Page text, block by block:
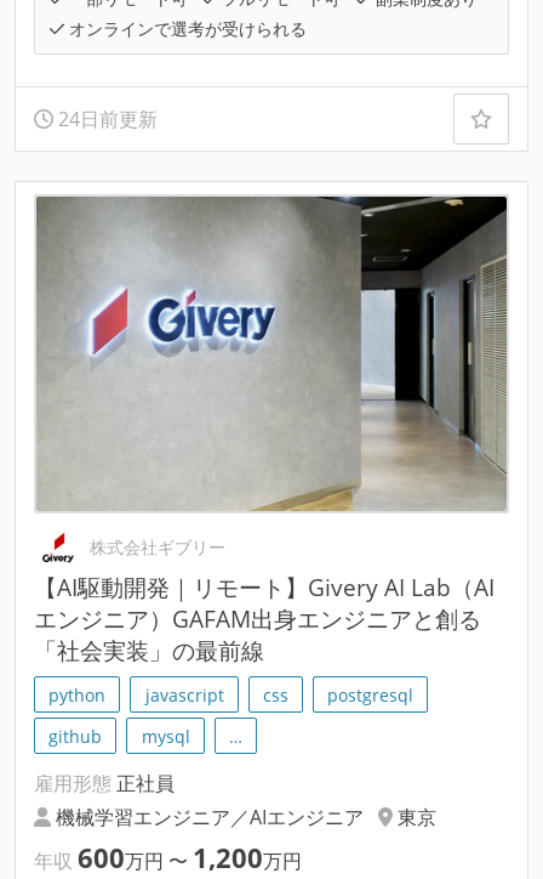
オンラインで選考が受けられる
24日前更新
株式会社ギブリー
【AI駆動開発｜リモート】Givery AI Lab（AI
エンジニア）GAFAM出身エンジニアと創る
「社会実装」の最前線
python javascript css
postgresql
github
mysql …
雇用形態 正社員
機械学習エンジニア／AIエンジニア
東京
年収 600万円 〜 1,200万円